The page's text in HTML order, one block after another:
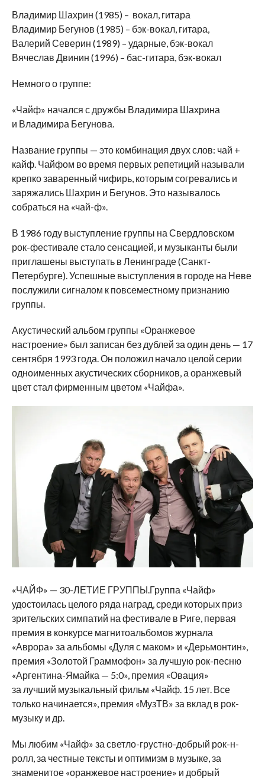
Владимир Шахрин (1985) – вокал, гитара
Владимир Бегунов (1985) – бэк-вокал, гитара,
Валерий Северин (1989) – ударные, бэк-вокал
Вячеслав Двинин (1996) – бас-гитара, бэк-вокал
Немного о группе:
«Чайф» начался с дружбы Владимира Шахрина
и Владимира Бегунова.
Название группы — это комбинация двух слов: чай +
кайф. Чайфом во время первых репетиций называли
крепко заваренный чифирь, которым согревались и
заряжались Шахрин и Бегунов. Это называлось
собраться на «чай-ф».
В 1986 году выступление группы на Свердловском
рок-фестивале стало сенсацией, и музыканты были
приглашены выступать в Ленинграде (Санкт-
Петербурге). Успешные выступления в городе на Неве
послужили сигналом к повсеместному признанию
группы.
Акустический альбом группы «Оранжевое
настроение» был записан без дублей за один день — 17
сентября 1993 года. Он положил начало целой серии
одноименных акустических сборников, а оранжевый
цвет стал фирменным цветом «Чайфа».
«ЧАЙФ» — 30-ЛЕТИЕ ГРУППЫ.Группа «Чайф»
удостоилась целого ряда наград, среди которых приз
зрительских симпатий на фестивале в Риге, первая
премия в конкурсе магнитоальбомов журнала
«Аврора» за альбомы «Дуля с маком» и «Дерьмонтин»,
премия «Золотой Граммофон» за лучшую рок-песню
«Аргентина-Ямайка — 5:0», премия «Овация»
за лучший музыкальный фильм «Чайф. 15 лет. Все
только начинается», премия «МузТВ» за вклад в рок-
музыку и др.
Мы любим «Чайф» за светло-грустно-добрый рок-н-
ролл, за честные тексты и оптимизм в музыке, за
знаменитое «оранжевое настроение» и добрый